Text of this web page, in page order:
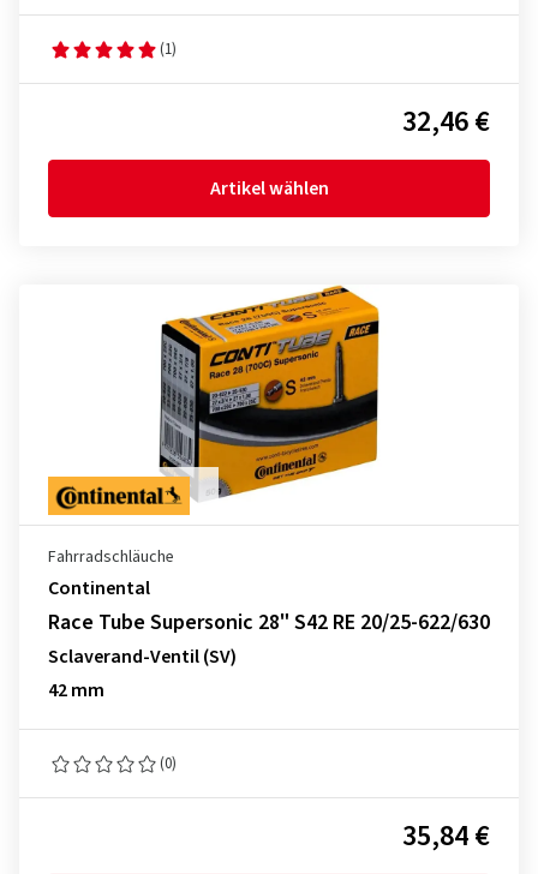
(1)
32,46 €
Artikel wählen
Fahrradschläuche
Continental
Race Tube Supersonic 28" S42 RE 20/25-622/630
Sclaverand-Ventil (SV)
42 mm
(0)
35,84 €